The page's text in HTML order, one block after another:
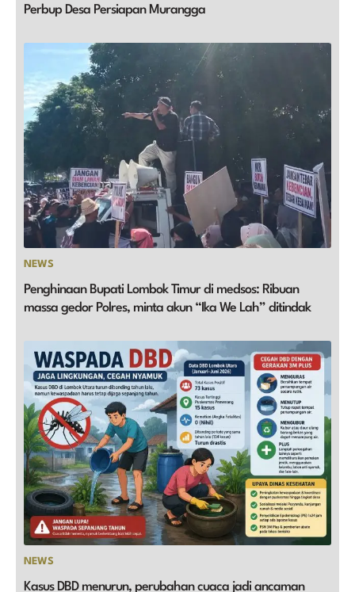
Perbup Desa Persiapan Murangga
NEWS
Penghinaan Bupati Lombok Timur di medsos: Ribuan
massa gedor Polres, minta akun “Ika We Lah” ditindak
NEWS
Kasus DBD menurun, perubahan cuaca jadi ancaman